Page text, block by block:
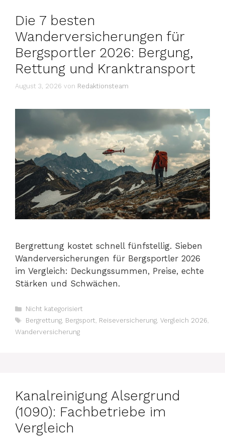
Die 7 besten
Wanderversicherungen für
Bergsportler 2026: Bergung,
Rettung und Kranktransport
August 3, 2026 von Redaktionsteam
Bergrettung kostet schnell fünfstellig. Sieben
Wanderversicherungen für Bergsportler 2026
im Vergleich: Deckungssummen, Preise, echte
Stärken und Schwächen.
Kategorien
Nicht kategorisiert
Schlagwörter
Bergrettung, Bergsport, Reiseversicherung, Vergleich 2026,
Wanderversicherung
Kanalreinigung Alsergrund
(1090): Fachbetriebe im
Vergleich